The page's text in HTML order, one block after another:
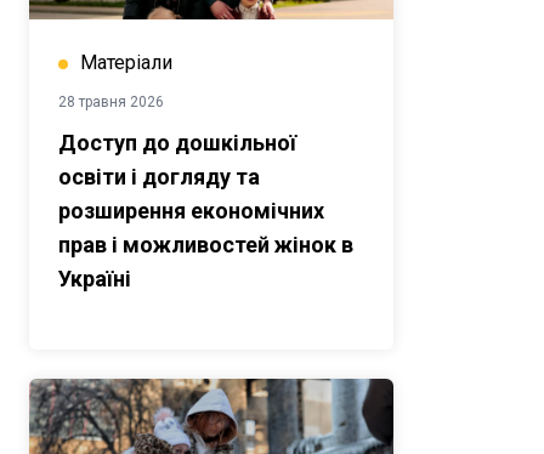
Матеріали
28 травня 2026
Доступ до дошкільної
освіти і догляду та
розширення економічних
прав і можливостей жінок в
Україні